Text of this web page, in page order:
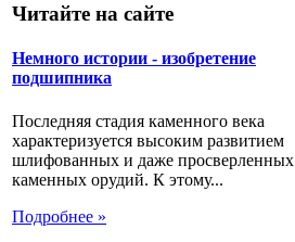
Читайте на сайте
Немного истории - изобретение
подшипника
Последняя стадия каменного века
характеризуется высоким развитием
шлифованных и даже просверленных
каменных орудий. К этому...
Подробнее »